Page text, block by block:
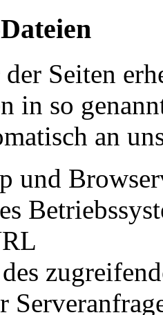
Seiten
in so
an
und